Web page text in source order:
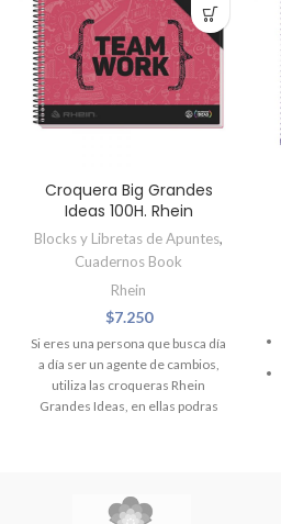
Croquera Big Grandes
Ideas 100H. Rhein
Blocks y Libretas de Apuntes,
Cuadernos Book
Rhein
$7.250
Si eres una persona que busca día
a día ser un agente de cambios,
utiliza las croqueras Rhein
Grandes Ideas, en ellas podras
Con Elástico